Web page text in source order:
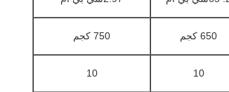
650 كجم 750 كجم
10
10